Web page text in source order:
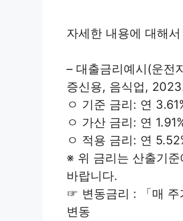
자세한 내용에 대해
– 대출금리예시(운전
증신용, 음식업,
ㅇ 기준 금리: 연
ㅇ 가산 금리: 연
ㅇ 적용 금리: 연
※ 위 금리는 산출기
바랍니다.
☞ 변동금리 : 「매 주
변동